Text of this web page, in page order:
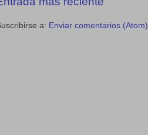
a: Enviar comentarios (Atom)